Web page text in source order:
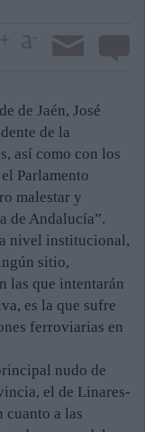
de Jaén, José
de la
así como con los
Parlamento
malestar y
de Andalucía”.
nivel institucional,
sitio,
las que intentarán
es la que sufre
ferroviarias en
nudo de
el de Linares-
cuanto a las